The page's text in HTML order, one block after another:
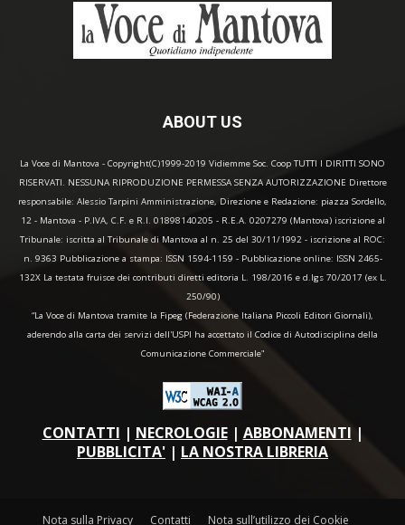
ABOUT US
La Voce di Mantova - Copyright(C)1999-2019 Vidiemme Soc. Coop TUTTI I DIRITTI SONO
RISERVATI. NESSUNA RIPRODUZIONE PERMESSA SENZA AUTORIZZAZIONE Direttore
responsabile: Alessio Tarpini Amministrazione, Direzione e Redazione: piazza Sordello,
12 - Mantova - P.IVA, C.F. e R.I. 01898140205 - R.E.A. 0207279 (Mantova) iscrizione al
Tribunale: iscritta al Tribunale di Mantova al n. 25 del 30/11/1992 - iscrizione al ROC:
n. 9363 Pubblicazione a stampa: ISSN 1594-1159 - Pubblicazione online: ISSN 2465-
132X La testata fruisce dei contributi diretti editoria L. 198/2016 e d.lgs 70/2017 (ex L.
250/90)
“La Voce di Mantova tramite la Fipeg (Federazione Italiana Piccoli Editori Giornali),
aderendo alla carta dei servizi dell'USPI ha accettato il Codice di Autodisciplina della
Comunicazione Commerciale"
CONTATTI | NECROLOGIE| ABBONAMENTI |
PUBBLICITA' | LA NOSTRA LIBRERIA
Nota sulla Privacy Contatti Nota sull’utilizzo dei Cookie